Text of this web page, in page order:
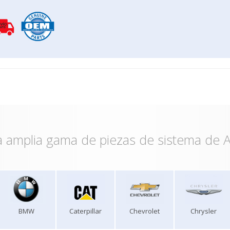
amplia gama de piezas de sistema de
BMW Caterpillar Chevrolet Chrysler